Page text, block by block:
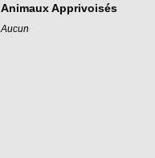
Animaux Apprivoisés
Aucun